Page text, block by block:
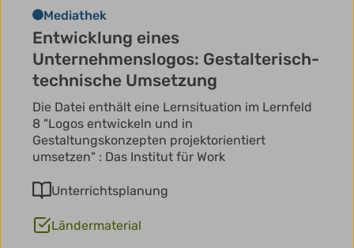
Mediathek
Entwicklung eines
Unternehmenslogos: Gestalterisch-
technische Umsetzung
Die Datei enthält eine Lernsituation im Lernfeld
8 "Logos entwickeln und in
Gestaltungskonzepten projektorientiert
umsetzen" : Das Institut für Work
Unterrichtsplanung
Ländermaterial